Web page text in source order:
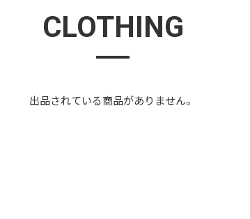
CLOTHING
出品されている商品がありません。